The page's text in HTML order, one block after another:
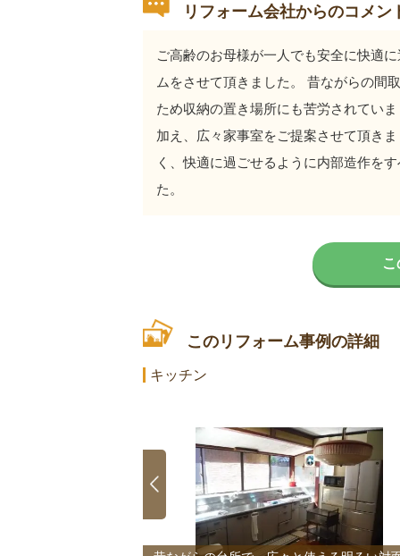
リフォーム会社からのコメン
ご高齢のお母様が一人でも安全に快適
ムをさせて頂きました。 昔ながらの間
ため収納の置き場所にも苦労されてい
加え、広々家事室をご提案させて頂き
く、快適に過ごせるように内部造作を
た。
このリフォーム事例の詳細
キッチン